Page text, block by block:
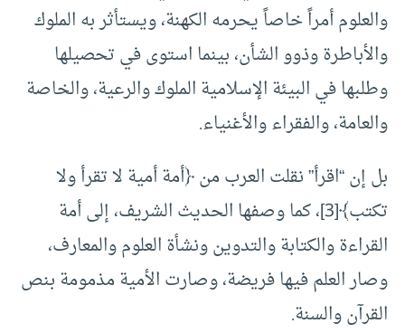
والعلوم أمراً خاصاً يحرمه الكهنة، ويستأثر به الملوك
والأباطرة وذوو الشأن، بينما استوى في تحصيلها
وطلبها في البيئة الإسلامية الملوك والرعية، والخاصة
والعامة، والفقراء والأغنياء.
بل إن “اقرأ” نقلت العرب من ﴿أمة أمية لا تقرأ ولا
تكتب﴾[3]، كما وصفها الحديث الشريف، إلى أمة
القراءة والكتابة والتدوين ونشأة العلوم والمعارف،
وصار العلم فيها فريضة، وصارت الأمية مذمومة بنص
القرآن والسنة.